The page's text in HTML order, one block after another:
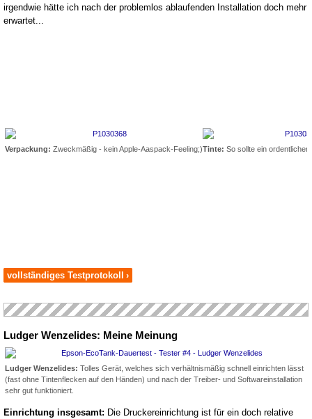
irgendwie hätte ich nach der problemlos ablaufenden Installation doch mehr
erwartet...
Verpackung: Zweckmäßig - kein Apple-Aaspack-Feeling;)Tinte: So sollte ein
vollständiges Testprotokoll ›
Ludger Wenzelides: Meine Meinung
Ludger Wenzelides: Tolles Gerät, welches sich verhältnismäßig schnell einrichten lässt
(fast ohne Tintenflecken auf den Händen) und nach der Treiber- und Softwareinstallation
sehr gut funktioniert.
Einrichtung insgesamt: Die Druckereinrichtung ist für ein doch relative